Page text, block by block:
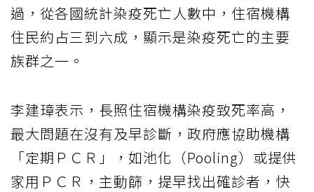
過，從各國統計染疫死亡人數中，住宿機構
住民約占三到六成，顯示是染疫死亡的主要
族群之一。
李建璋表示，長照住宿機構染疫致死率高，
最大問題在沒有及早診斷，政府應協助機構
「定期ＰＣＲ」，如池化（Pooling）或提供
家用ＰＣＲ，主動篩，提早找出確診者，快